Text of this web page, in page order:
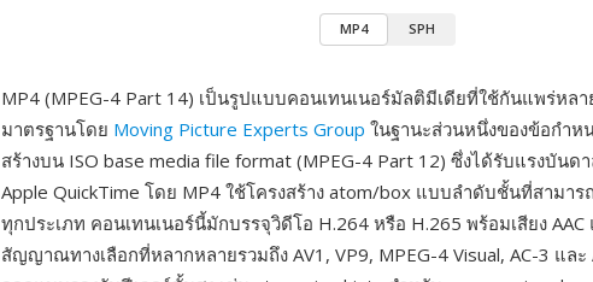
MP4 SPH
MP4 (MPEG-4 Part 14) เป็นรูปแบบคอนเทนเนอร์มัลติมีเดียที่ใช้กันแพร่หล
มาตรฐานโดย Moving Picture Experts Group ในฐานะส่วนหนึ่งของข้อกำห
สร้างบน ISO base media file format (MPEG-4 Part 12) ซึ่งได้รับแรงบันด
Apple QuickTime โดย MP4 ใช้โครงสร้าง atom/box แบบลำดับชั้นที่สามา
ทุกประเภท คอนเทนเนอร์นี้มักบรรจุวิดีโอ H.264 หรือ H.265 พร้อมเสียง
สัญญาณทางเลือกที่หลากหลายรวมถึง AV1, VP9, MPEG-4 Visual, AC-3 และ